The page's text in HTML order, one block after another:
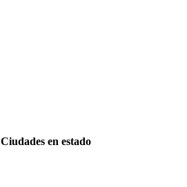
Ciudades en estado